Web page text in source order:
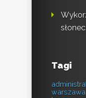
Tagi
warszawa